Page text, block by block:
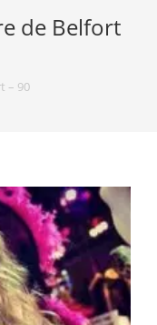
de Belfort
– 90